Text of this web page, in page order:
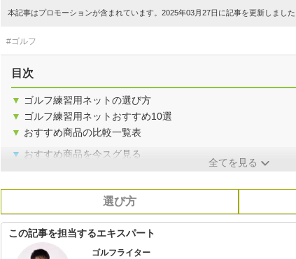
本記事はプロモーションが含まれています。2025年03月27日に記事を更新しました
#ゴルフ
目次
▼ ゴルフ練習用ネットの選び方
▼ ゴルフ練習用ネットおすすめ10選
▼ おすすめ商品の比較一覧表
▼ おすすめ商品を今スグ見る
全てを見る
選び方
この記事を担当するエキスパート
ゴルフライター